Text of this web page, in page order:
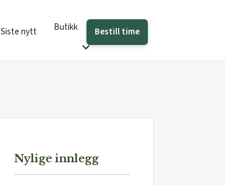
Siste nytt Butikk Bestill time
Nylige innlegg